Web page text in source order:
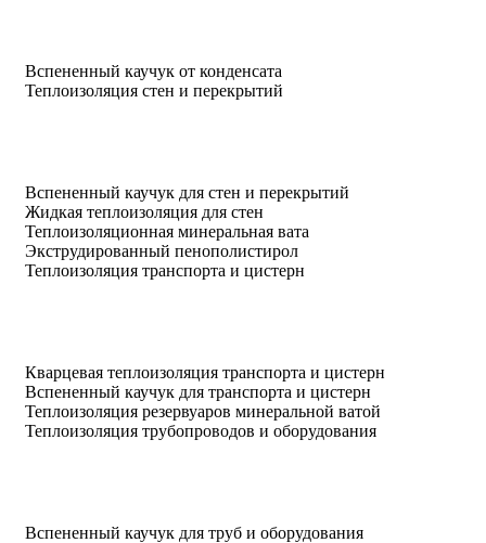
Вспененный каучук от конденсата
Теплоизоляция стен и перекрытий
Вспененный каучук для стен и перекрытий
Жидкая теплоизоляция для стен
Теплоизоляционная минеральная вата
Экструдированный пенополистирол
Теплоизоляция транспорта и цистерн
Кварцевая теплоизоляция транспорта и цистерн
Вспененный каучук для транспорта и цистерн
Теплоизоляция резервуаров минеральной ватой
Теплоизоляция трубопроводов и оборудования
Вспененный каучук для труб и оборудования